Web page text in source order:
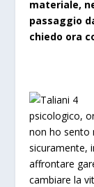
materiale,
passaggio
chiedo ora
psicologico,
non ho sento
sicuramente,
affrontare
cambiare la